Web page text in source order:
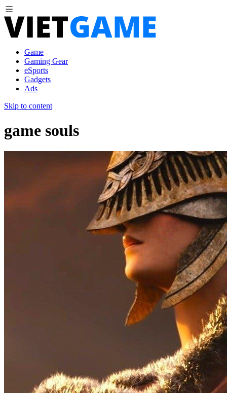
Game
Gaming Gear
eSports
Gadgets
Ads
Skip to content
game souls